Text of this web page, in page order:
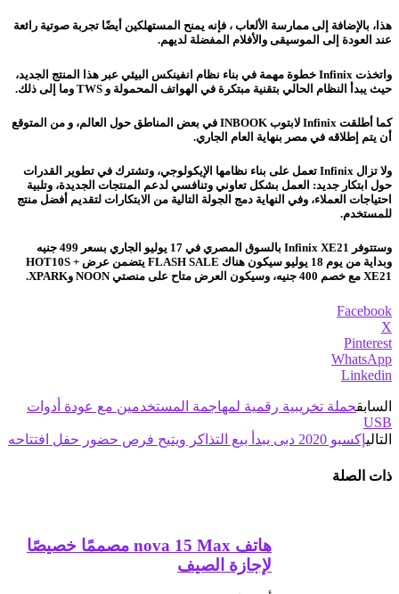
هذا، بالإضافة إلى ممارسة الألعاب ، فإنه يمنح المستهلكين أيضًا تجربة صوتية رائعة
عند العودة إلى الموسيقى والأفلام المفضلة لديهم.
واتخذت Infinix خطوة مهمة في بناء نظام انفينكس البيئي عبر هذا المنتج الجديد،
حيث يبدأ النظام الحالي بتقنية مبتكرة في الهواتف المحمولة و TWS وما إلى ذلك.
كما أطلقت Infinix لابتوب INBOOK في بعض المناطق حول العالم، و من المتوقع
أن يتم إطلاقه في مصر بنهاية العام الجاري.
ولا تزال Infinix تعمل على بناء نظامها الإيكولوجي، وتشترك في تطوير القدرات
حول ابتكار جديد: العمل بشكل تعاوني وتنافسي لدعم المنتجات الجديدة، وتلبية
احتياجات العملاء، وفي النهاية دمج الجولة التالية من الابتكارات لتقديم أفضل منتج
للمستخدم.
وستتوفر Infinix XE21 بالسوق المصري في 17 يوليو الجاري بسعر 499 جنيه
وبداية من يوم 18 يوليو سيكون هناك FLASH SALE يتضمن عرض HOT10S +
XE21 مع خصم 400 جنيه، وسيكون العرض متاح على منصتي NOON وXPARK.
Facebook
X
Pinterest
WhatsApp
Linkedin
السابقحملة تخريبية رقمية لمهاجمة المستخدمين مع عودة أدوات
USB
التاليإكسبو 2020 دبى يبدأ بيع التذاكر ويتيح فرص حضور حفل افتتاحه
ذات الصلة
هاتف nova 15 Max مصممًا خصيصًا
لإجازة الصيف